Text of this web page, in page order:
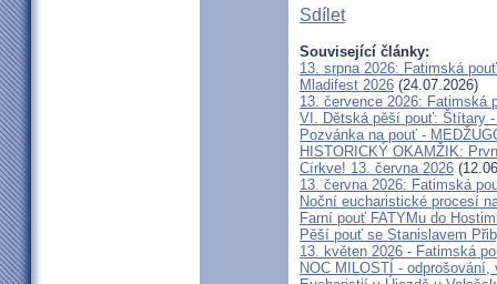
Sdílet
Související články:
13. srpna 2026: Fatimská
Mladifest 2026 (24.07.2026)
13. července 2026: Fatimská
VI. Dětská pěší pouť: Štítary
Pozvánka na pouť -
HISTORICKÝ OKAMŽIK:
Církve! 13. června 2026
13. června 2026: Fatimská
Noční eucharistické procesí
Farní pouť FATYMu do
Pěší pouť se Stanislavem
13. květen 2026 - Fatimská
NOC MILOSTÍ -